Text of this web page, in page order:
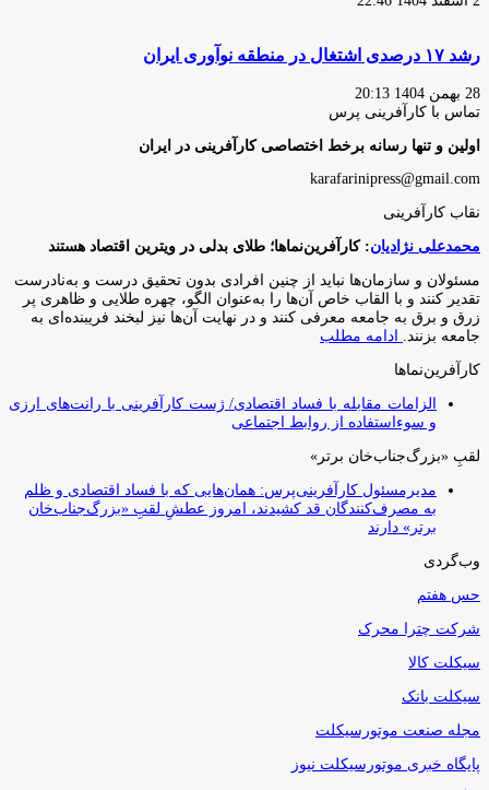
رشد ۱۷ درصدی اشتغال در منطقه نوآوری ایران
28 بهمن 1404 20:13
تماس با کارآفرینی پرس
اولین و تنها رسانه برخط اختصاصی کارآفرینی در ایران
karafarinipress@gmail.com
نقاب کارآفرینی
محمدعلی نژادیان: کارآفرین‌نماها؛ طلای بدلی در ویترین اقتصاد هستند
مسئولان و سازمان‌ها نباید از چنین افرادی بدون تحقیق درست و به‌نادرست
تقدیر کنند و با القاب خاص آ‌ن‌ها را به‌عنوان الگو، چهره طلایی و ظاهری پر
زرق و برق به جامعه معرفی کنند و در نهایت آن‌ها نیز لبخند فریبنده‌ای به
جامعه بزنند. ادامه مطلب
کارآفرین‌نماها
الزامات مقابله با فساد اقتصادی/ ژست کارآفرینی با رانت‌های ارزی
و سوءاستفاده از روابط اجتماعی
لقبِ «بزرگ‌جناب‌خان برتر»
مدیرمسئول کارآفرینی‌پرس: همان‌هایی که با فساد اقتصادی و ظلم
به مصرف‌کنندگان قد کشیدند، امروز عطشِ لقبِ «بزرگ‌جناب‌خان
برتر» دارند
وب‌گردی
حس هفتم
شرکت چترا محرک
سیکلت کالا
سیکلت بانک
مجله صنعت موتورسیکلت
پایگاه خبری موتورسیکلت نیوز